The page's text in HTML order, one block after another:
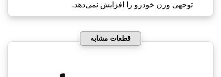
توجهی وزن خودرو را افزایش نمی‌دهد.
قطعات مشابه